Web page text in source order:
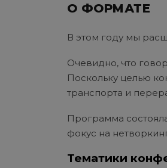
О ФОРМАТЕ
В этом году мы
Очевидно, что
Поскольку целью
транспорта и
Программа
фокус на
Тематики